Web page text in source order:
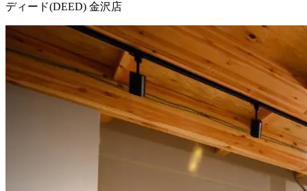
ディード(DEED) 金沢店